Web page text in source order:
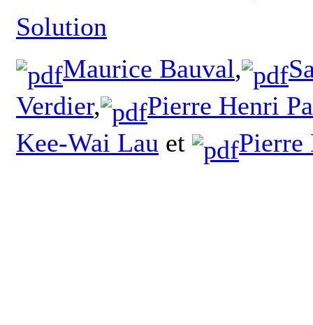
Solution
Maurice Bauval,
Verdier,
Pierre Henri
Kee-Wai Lau et Pierre